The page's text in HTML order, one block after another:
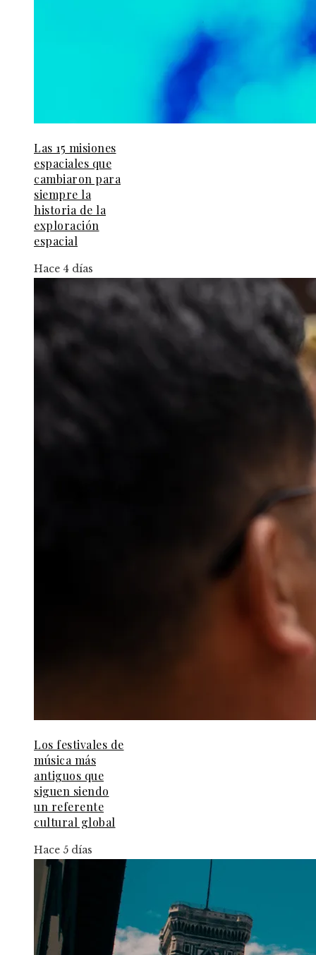
Las 15 misiones
espaciales que
cambiaron para
siempre la
historia de la
exploración
espacial
Hace 4 días
Los festivales de
música más
antiguos que
siguen siendo
un referente
cultural global
Hace 5 días